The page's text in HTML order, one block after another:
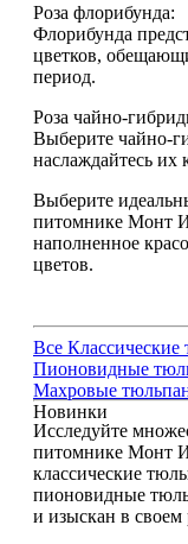
Роза флорибунда:
Флорибунда
цветков,
период.
Роза чайно-
Выберите чайно-
наслаждайтесь
Выберите
питомнике Монт
наполненное
цветов.
Все
Пионовидные
Махровые
Новинки
Исследуйте
питомнике Монт
классические
пионовидные
и изыскан в своем